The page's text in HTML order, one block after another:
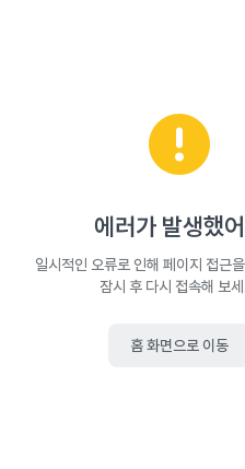
에러가 발생했
일시적인 오류로 인해 페이지 접근
잠시 후 다시 접속해 보
홈 화면으로 이동